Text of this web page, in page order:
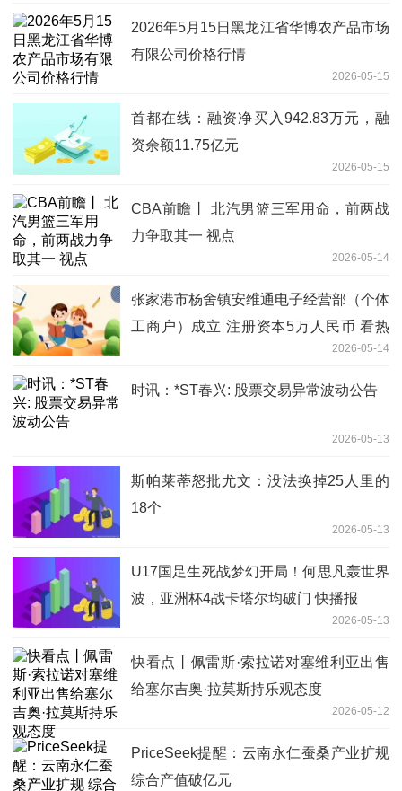
2026年5月15日黑龙江省华博农产品市场
有限公司价格行情
2026-05-15
首都在线：融资净买入942.83万元，融
资余额11.75亿元
2026-05-15
CBA前瞻丨 北汽男篮三军用命，前两战
力争取其一 视点
2026-05-14
张家港市杨舍镇安维通电子经营部（个体
工商户）成立 注册资本5万人民币 看热
2026-05-14
时讯：*ST春兴: 股票交易异常波动公告
2026-05-13
斯帕莱蒂怒批尤文：没法换掉25人里的
18个
2026-05-13
U17国足生死战梦幻开局！何思凡轰世界
波，亚洲杯4战卡塔尔均破门 快播报
2026-05-13
快看点丨佩雷斯·索拉诺对塞维利亚出售
给塞尔吉奥·拉莫斯持乐观态度
2026-05-12
PriceSeek提醒：云南永仁蚕桑产业扩规
综合产值破亿元